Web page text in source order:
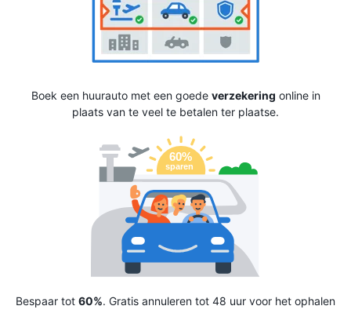
Boek een huurauto met een goede verzekering online in
plaats van te veel te betalen ter plaatse.
Bespaar tot 60%. Gratis annuleren tot 48 uur voor het ophalen